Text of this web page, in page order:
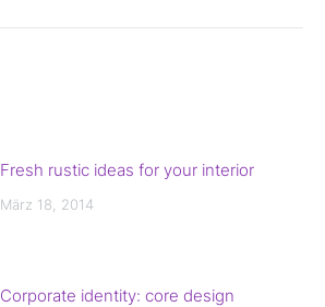
Fresh rustic ideas for your interior
März 18, 2014
Corporate identity: core design